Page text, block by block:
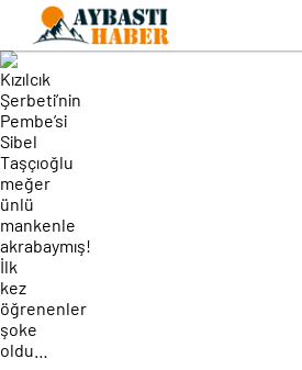
öğrenenler şoke oldu…